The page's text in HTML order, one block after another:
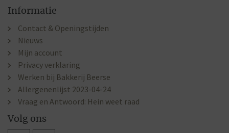
Informatie
Contact & Openingstijden
Nieuws
Mijn account
Privacy verklaring
Werken bij Bakkerij Beerse
Allergenenlijst 2023-04-24
Vraag en Antwoord: Hein weet raad
Volg ons